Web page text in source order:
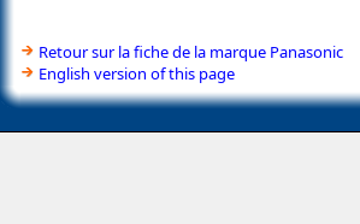
Retour sur la fiche de la marque Panasonic
English version of this page